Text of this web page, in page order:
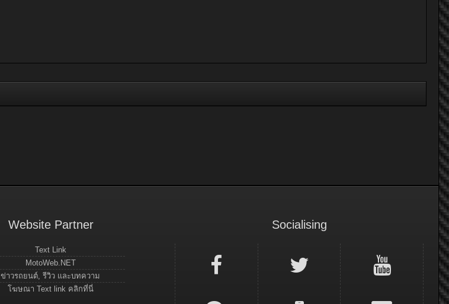
Website Partner
Text Link
MotoWeb.NET
ข่าวรถยนต์, รีวิว และบทความ
โฆษณา Text link คลิกที่นี่
Socialising